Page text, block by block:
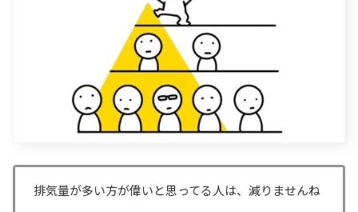
排気量が多い方が偉いと思ってる人は、減りませんね